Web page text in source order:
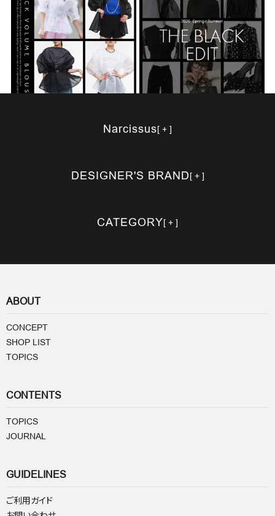
2026.04.15
TOPICS
2026.04.03
TOPICS
Narcissus
DESIGNER'S BRAND
CATEGORY
ABOUT
CONCEPT
SHOP LIST
TOPICS
CONTENTS
TOPICS
JOURNAL
GUIDELINES
ご利用ガイド